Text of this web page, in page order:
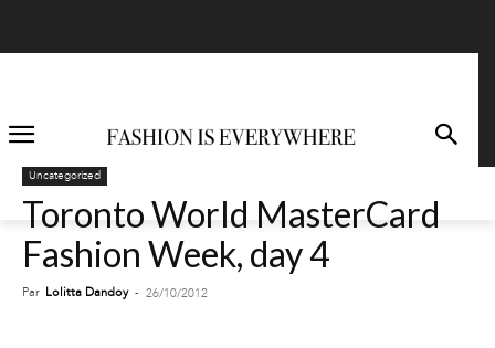
Uncategorized
Toronto World MasterCard
Fashion Week, day 4
Par Lolitta Dandoy - 26/10/2012